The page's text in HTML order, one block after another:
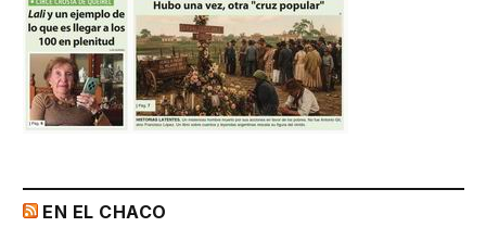
EN EL CHACO